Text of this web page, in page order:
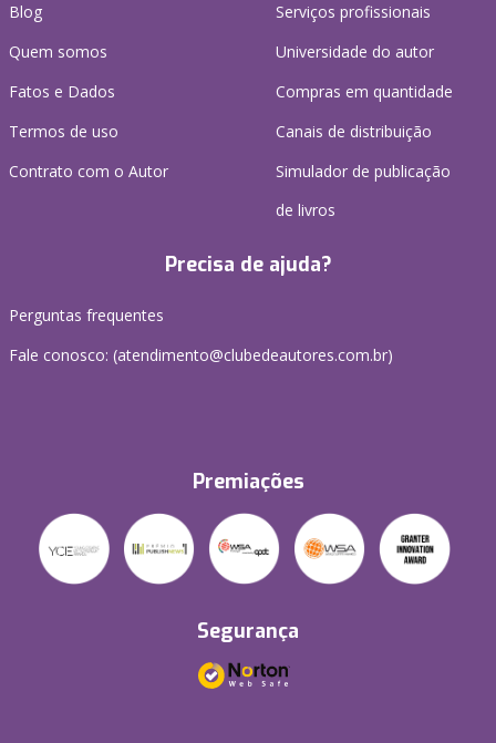
Blog
Quem somos
Fatos e Dados
Termos de uso
Contrato com o Autor
Serviços profissionais
Universidade do autor
Compras em quantidade
Canais de distribuição
Simulador de publicação
de livros
Precisa de ajuda?
Perguntas frequentes
Fale conosco: (atendimento@clubedeautores.com.br)
Premiações
Segurança